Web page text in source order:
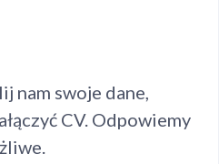
nam swoje dane,
CV. Odpowiemy